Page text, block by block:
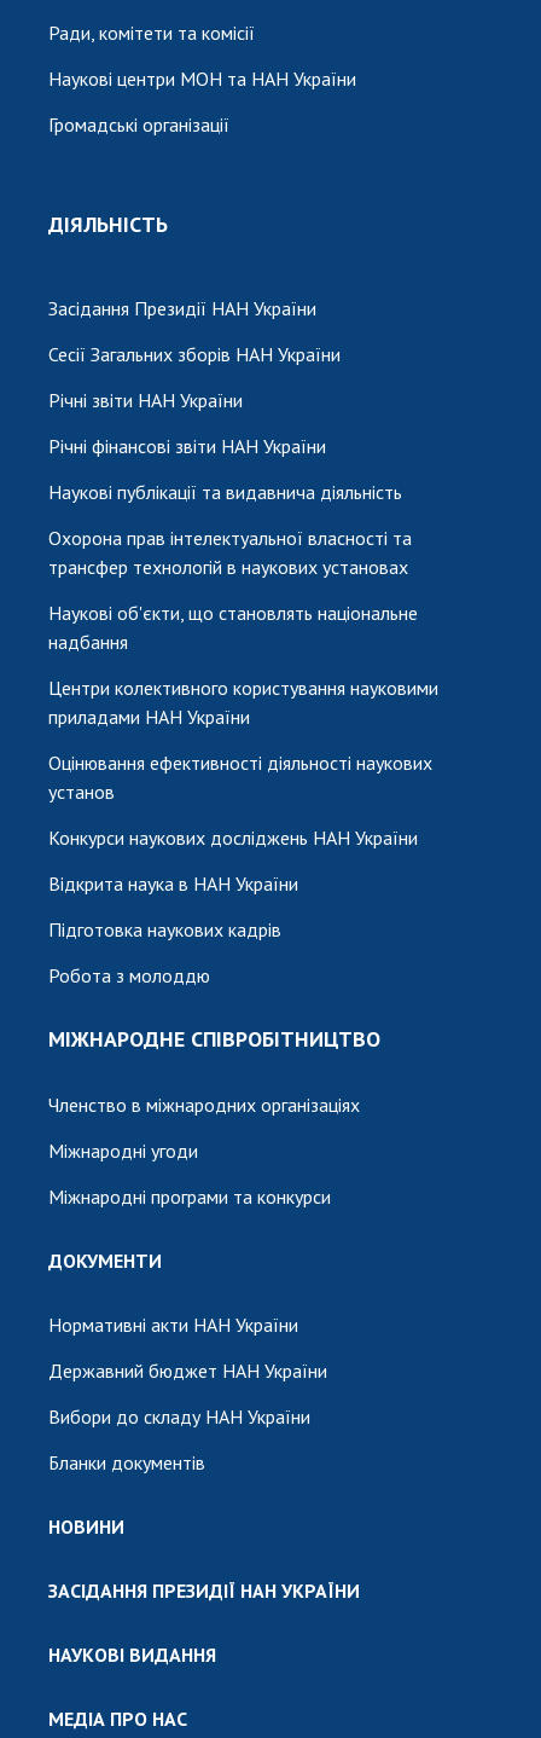
Ради, комітети та комісії
Наукові центри МОН та НАН України
Громадські організації
ДІЯЛЬНІСТЬ
Засідання Президії НАН України
Сесії Загальних зборів НАН України
Річні звіти НАН України
Річні фінансові звіти НАН України
Наукові публікації та видавнича діяльність
Охорона прав інтелектуальної власності та
трансфер технологій в наукових установах
Наукові об'єкти, що становлять національне
надбання
Центри колективного користування науковими
приладами НАН України
Оцінювання ефективності діяльності наукових
установ
Конкурси наукових досліджень НАН України
Відкрита наука в НАН України
Підготовка наукових кадрів
Робота з молоддю
МІЖНАРОДНЕ СПІВРОБІТНИЦТВО
Членство в міжнародних організаціях
Міжнародні угоди
Міжнародні програми та конкурси
ДОКУМЕНТИ
Нормативні акти НАН України
Державний бюджет НАН України
Вибори до складу НАН України
Бланки документів
НОВИНИ
ЗАСІДАННЯ ПРЕЗИДІЇ НАН УКРАЇНИ
НАУКОВІ ВИДАННЯ
МЕДІА ПРО НАС